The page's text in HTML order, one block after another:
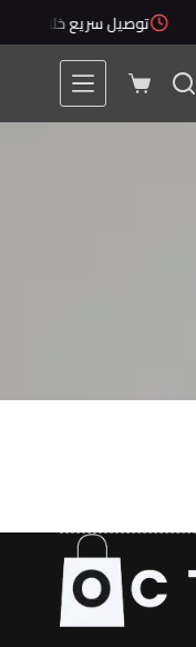
توصيل سريع خلال 1 - 5 أيام
عربة